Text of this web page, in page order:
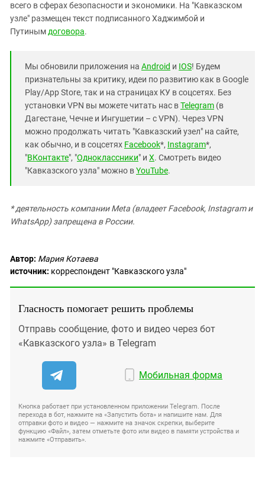
всего в сферах безопасности и экономики. На "Кавказском
узле" размещен текст подписанного Хаджимбой и
Путиным договора.
Мы обновили приложения на Android и IOS! Будем
признательны за критику, идеи по развитию как в Google
Play/App Store, так и на страницах КУ в соцсетях. Без
установки VPN вы можете читать нас вTelegram (в
Дагестане, Чечне и Ингушетии – с VPN). Через VPN
можно продолжать читать "Кавказский узел" на сайте,
как обычно, и в соцсетях Facebook*, Instagram*,
"ВКонтакте", "Одноклассники" и X. Смотреть видео
"Кавказского узла" можно вYouTube.
* деятельность компании Meta (владеет Facebook, Instagram и
WhatsApp) запрещена в России.
Автор: Мария Котаева
источник: корреспондент "Кавказского узла"
Гласность помогает решить проблемы
Отправь сообщение, фото и видео через бот
«Кавказского узла» в Telegram
Мобильная форма
Кнопка работает при установленном приложении Telegram. После
перехода в бот, нажмите на «Запустить бота» и напишите нам. Для
отправки фото и видео — нажмите на значок скрепки, выберите
функцию «Файл», затем отметьте фото или видео в памяти устройства и
нажмите «Отправить».